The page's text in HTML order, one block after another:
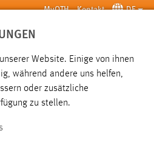
MyOTH Kontakt DE
SUCHE
der OTH Amberg-Weiden
Website. Einige von ihnen
während andere uns helfen,
oder zusätzliche
zu stellen.